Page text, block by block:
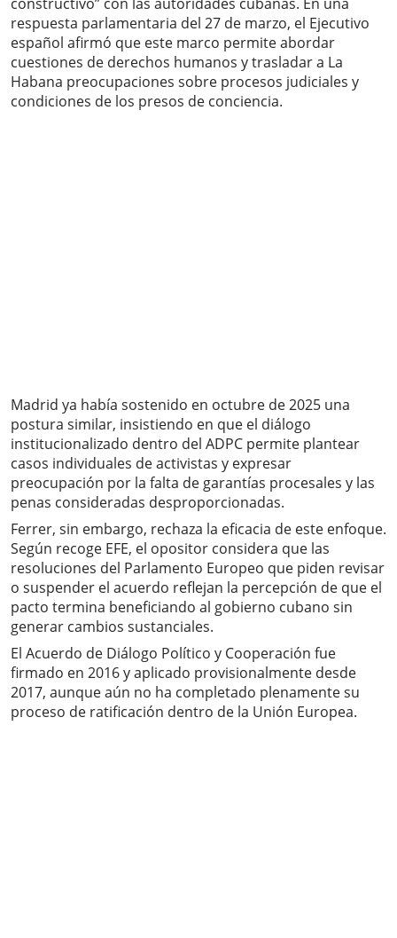
respuesta parlamentaria del 27 de marzo, el Ejecutivo
español afirmó que este marco permite abordar
cuestiones de derechos humanos y trasladar a La
Habana preocupaciones sobre procesos judiciales y
condiciones de los presos de conciencia.
Madrid ya había sostenido en octubre de 2025 una
postura similar, insistiendo en que el diálogo
institucionalizado dentro del ADPC permite plantear
casos individuales de activistas y expresar
preocupación por la falta de garantías procesales y las
penas consideradas desproporcionadas.
Ferrer, sin embargo, rechaza la eficacia de este enfoque.
Según recoge EFE, el opositor considera que las
resoluciones del Parlamento Europeo que piden revisar
o suspender el acuerdo reflejan la percepción de que el
pacto termina beneficiando al gobierno cubano sin
generar cambios sustanciales.
El Acuerdo de Diálogo Político y Cooperación fue
firmado en 2016 y aplicado provisionalmente desde
2017, aunque aún no ha completado plenamente su
proceso de ratificación dentro de la Unión Europea.